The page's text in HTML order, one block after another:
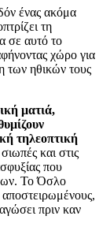
ένας ακόμα
τη
σε αυτό το
χώρο για
των ηθικών τους
ματιά,
τηλεοπτική
και στις
που
Το Όσλο
πριν καν